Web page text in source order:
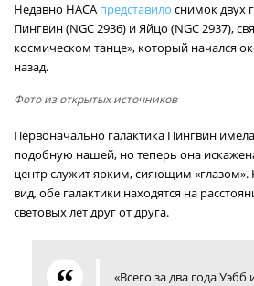
Недавно НАСА представило снимок двух
Пингвин (NGC 2936) и Яйцо (NGC 2937),
космическом танце», который начался
назад.
Фото из открытых источников
Первоначально галактика Пингвин
подобную нашей, но теперь она
центр служит ярким, сияющим
вид, обе галактики находятся на
световых лет друг от друга.
«Всего за два года